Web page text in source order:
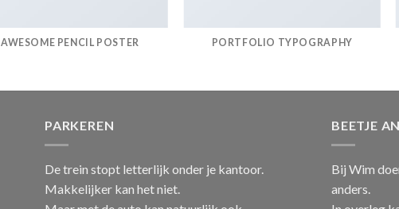
AWESOME PENCIL POSTER PORTFOLIO TYPOGRAPHY
PARKEREN
De trein stopt letterlijk onder je kantoor.
Makkelijker kan het niet.
BEETJE
Bij Wim
anders.